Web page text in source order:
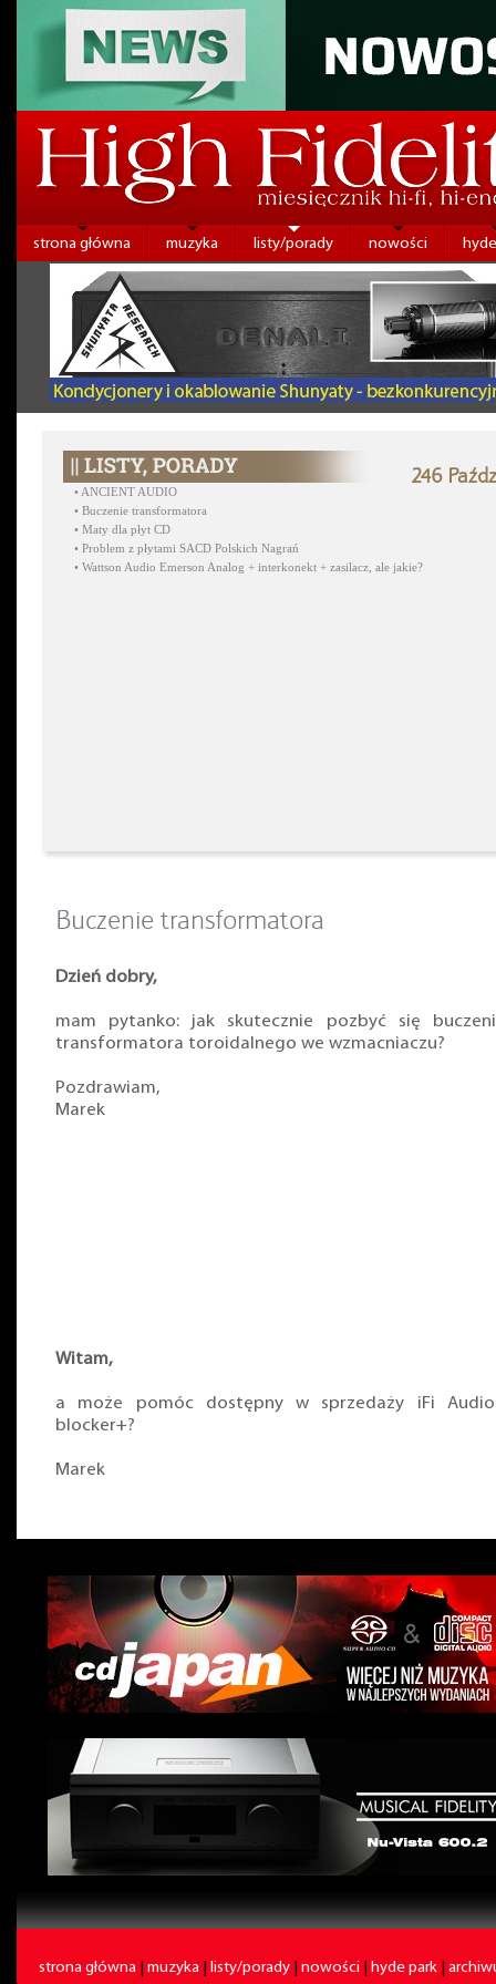
strona główna muzyka listy/porady nowości
246
• ANCIENT AUDIO
• Buczenie transformatora
• Maty dla płyt CD
• Problem z płytami SACD Polskich Nagrań
• Wattson Audio Emerson Analog + interkonekt + zasilacz, ale jakie?
Buczenie transformatora
Dzień dobry,
mam pytanko: jak skutecznie pozbyć się
transformatora toroidalnego we wzmacniaczu?
Pozdrawiam,
Marek
Witam,
a może pomóc dostępny w sprzedaży iFi
blocker+?
Marek
strona główna muzyka listy/porady nowości hyde park